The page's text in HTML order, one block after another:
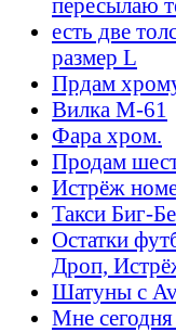
пересылаю
есть две
размер L
Прдам
Вилка М-61
Фара хром.
Продам
Истрёж
Такси Биг-
Остатки
Дроп,
Шатуны с
Мне